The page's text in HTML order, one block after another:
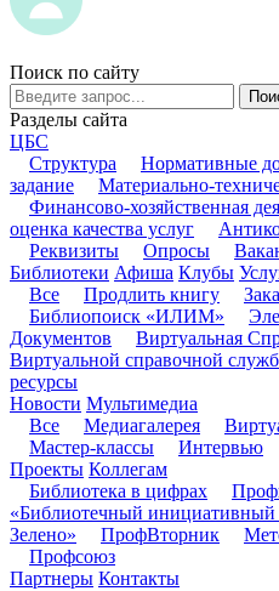
Поиск по сайту
Разделы сайта
ЦБС
Структура
Нормативные
задание
Материально-
Финансово-хозяйственная
оценка качества услуг
Реквизиты
Опросы
Библиотеки Афиша Клубы
Все
Продлить книгу
Библиопоиск «ИЛИМ»
Документов
Виртуальная
Виртуальной справочной
ресурсы
Новости Мультимедиа
Все
Медиагалерея
Мастер-классы
Интервью
Проекты Коллегам
Библиотека в цифрах
«Библиотечный инициативный
Зелено»
ПрофВторник
Профсоюз
Партнеры Контакты